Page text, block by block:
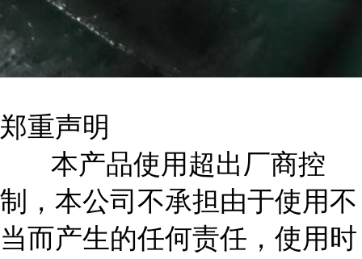
郑重声明
本产品使用超出厂商控
制，本公司不承担由于使用不
当而产生的任何责任，使用时